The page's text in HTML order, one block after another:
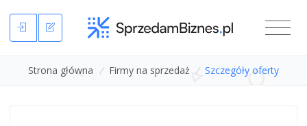
Strona główna / Firmy na sprzedaż / Szczegóły oferty